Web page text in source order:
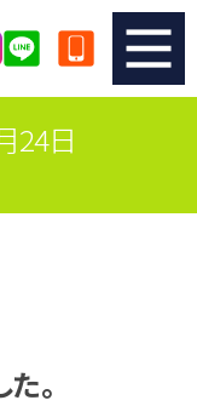
買取りの流れ
カー別査定フォーム
24日
。